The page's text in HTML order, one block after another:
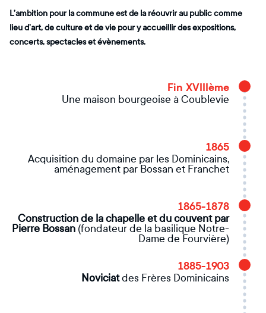
L’ambition pour la commune est de la réouvrir au public comme
lieu d’art, de culture et de vie pour y accueillir des expositions,
concerts, spectacles et évènements.
Fin XVIIIème
Une maison bourgeoise à Coublevie
1865
Acquisition du domaine par les Dominicains,
aménagement par Bossan et Franchet
1865-1878
Construction de la chapelle et du couvent par
Pierre Bossan (fondateur de la basilique Notre-
Dame de Fourvière)
1885-1903
Noviciatdes Frères Dominicains